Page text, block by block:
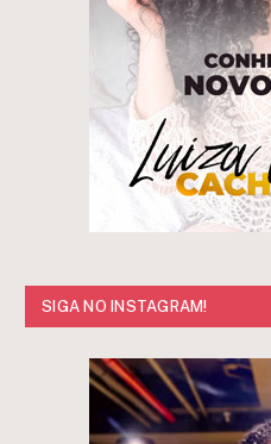
SIGA NO INSTAGRAM!